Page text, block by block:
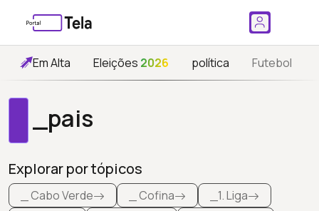
Em Alta Eleições 2026 política Futebol
_pais
Explorar por tópicos
_ Cabo Verde _ Cofina
_1. Liga